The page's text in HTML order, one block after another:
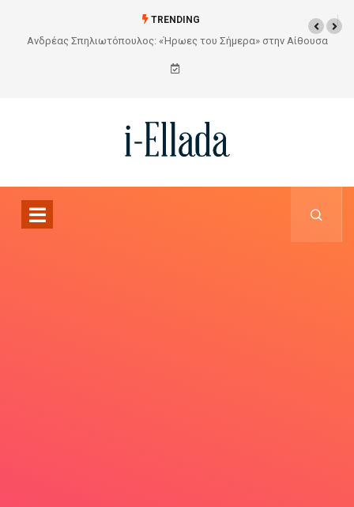
TRENDING
Από το Σχέδιο στην Πραγματικότητα